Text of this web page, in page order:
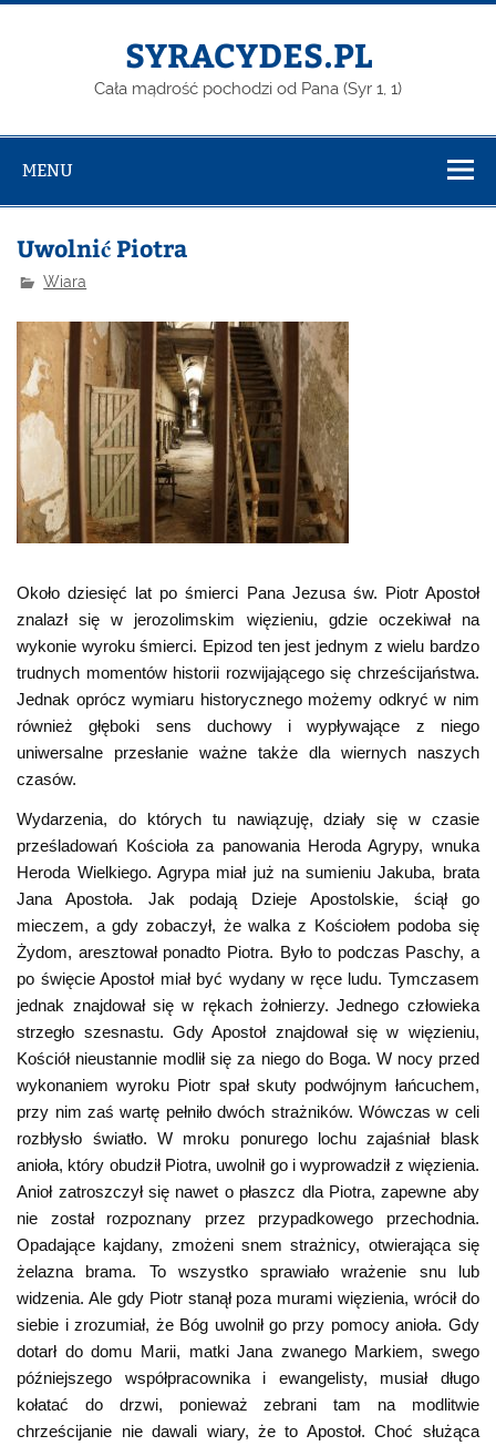
Skip
SYRACYDES.PL
Cała mądrość pochodzi od Pana (Syr 1, 1)
MENU
Uwolnić Piotra
Wiara
Około dziesięć lat po śmierci Pana Jezusa św. Piotr Apostoł
znalazł się w jerozolimskim więzieniu, gdzie oczekiwał na
wykonie wyroku śmierci. Epizod ten jest jednym z wielu bardzo
trudnych momentów historii rozwijającego się chrześcijaństwa.
Jednak oprócz wymiaru historycznego możemy odkryć w nim
również głęboki sens duchowy i wypływające z niego
uniwersalne przesłanie ważne także dla wiernych naszych
czasów.
Wydarzenia, do których tu nawiązuję, działy się w czasie
prześladowań Kościoła za panowania Heroda Agrypy, wnuka
Heroda Wielkiego. Agrypa miał już na sumieniu Jakuba, brata
Jana Apostoła. Jak podają Dzieje Apostolskie, ściął go
mieczem, a gdy zobaczył, że walka z Kościołem podoba się
Żydom, aresztował ponadto Piotra. Było to podczas Paschy, a
po święcie Apostoł miał być wydany w ręce ludu. Tymczasem
jednak znajdował się w rękach żołnierzy. Jednego człowieka
strzegło szesnastu. Gdy Apostoł znajdował się w więzieniu,
Kościół nieustannie modlił się za niego do Boga. W nocy przed
wykonaniem wyroku Piotr spał skuty podwójnym łańcuchem,
przy nim zaś wartę pełniło dwóch strażników. Wówczas w celi
rozbłysło światło. W mroku ponurego lochu zajaśniał blask
anioła, który obudził Piotra, uwolnił go i wyprowadził z więzienia.
Anioł zatroszczył się nawet o płaszcz dla Piotra, zapewne aby
nie został rozpoznany przez przypadkowego przechodnia.
Opadające kajdany, zmożeni snem strażnicy, otwierająca się
żelazna brama. To wszystko sprawiało wrażenie snu lub
widzenia. Ale gdy Piotr stanął poza murami więzienia, wrócił do
siebie i zrozumiał, że Bóg uwolnił go przy pomocy anioła. Gdy
dotarł do domu Marii, matki Jana zwanego Markiem, swego
późniejszego współpracownika i ewangelisty, musiał długo
kołatać do drzwi, ponieważ zebrani tam na modlitwie
chrześcijanie nie dawali wiary, że to Apostoł. Choć służąca